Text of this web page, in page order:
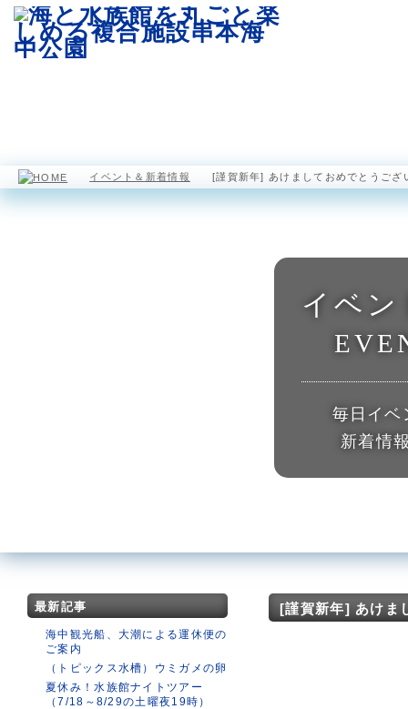
イベント＆新着情報 [謹賀新年] あけましておめでとうござ
イベン
毎日イベ
新着情
最新記事
海中観光船、大潮による運休便の
ご案内
（トピックス水槽）ウミガメの卵
夏休み！水族館ナイトツアー
（7/18～8/29の土曜夜19時）
[謹賀新年] あけま